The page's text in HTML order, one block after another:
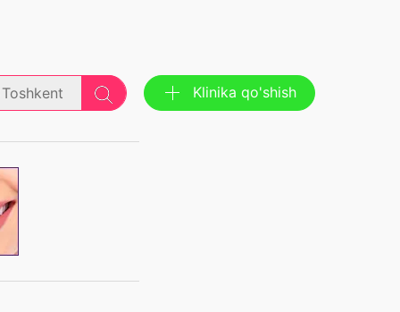
Toshkent Klinika qo'shish